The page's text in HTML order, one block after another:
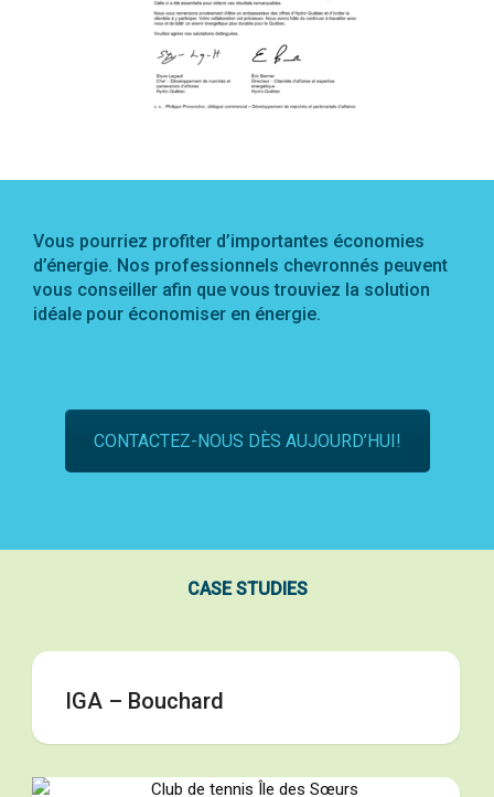
Vous pourriez profiter d’importantes économies
d’énergie. Nos professionnels chevronnés peuvent
vous conseiller afin que vous trouviez la solution
idéale pour économiser en énergie.
CONTACTEZ-NOUS DÈS AUJOURD’HUI!
CASE STUDIES
IGA – Bouchard